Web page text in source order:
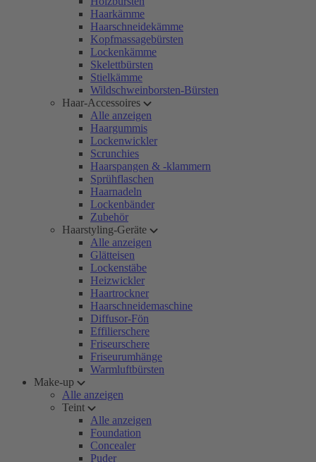
Haarkämme
Haarschneidekämme
Kopfmassagebürsten
Lockenkämme
Skelettbürsten
Stielkämme
Wildschweinborsten-Bürsten
Haar-Accessoires
Alle anzeigen
Haargummis
Lockenwickler
Scrunchies
Haarspangen & -klammern
Sprühflaschen
Haarnadeln
Lockenbänder
Zubehör
Haarstyling-Geräte
Alle anzeigen
Glätteisen
Lockenstäbe
Heizwickler
Haartrockner
Haarschneidemaschine
Diffusor-Fön
Effilierschere
Friseurschere
Friseurumhänge
Warmluftbürsten
Make-up
Alle anzeigen
Teint
Alle anzeigen
Foundation
Concealer
Puder